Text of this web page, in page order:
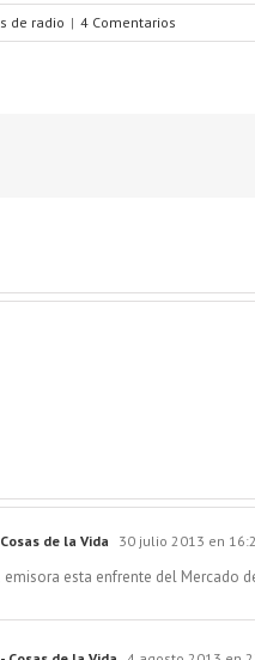
de radio | 4 Comentarios
de la Vida 30 julio 2013 en
esta enfrente del Mercado